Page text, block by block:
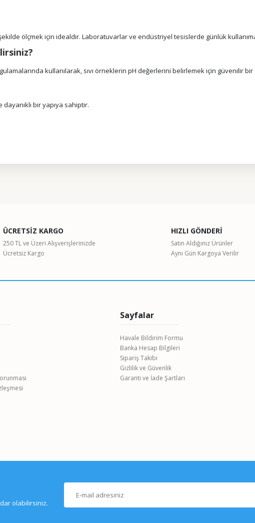
ölçmek için idealdir. Laboratuvarlar ve endüstriyel tesislerde günlük
kullanılarak, sıvı örneklerin pH değerlerini belirlemek için güvenilir
bir yapıya sahiptir.
Gönder
ÜCRETSİZ KARGO
250 TL ve Üzeri Alışverişlerinizde
Ücretsiz Kargo
HIZLI GÖNDERİ
Satın Aldığınız Ürünler
Aynı Gün Kargoya Verilir
Sayfalar
Havale Bildirim Formu
Banka Hesap Bilgileri
Sipariş Takibi
Gizlilik ve Güvenlik
Garanti ve İade Şartları
olabilirsiniz.